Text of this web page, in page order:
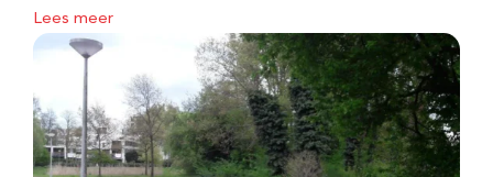
Lees meer